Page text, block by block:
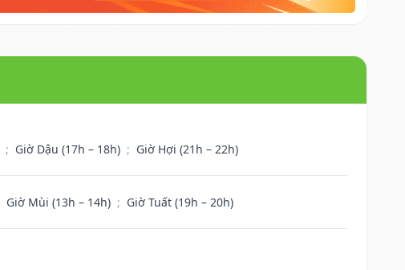
; Giờ Dậu (17h – 18h) ; Giờ Hợi (21h – 22h)
Giờ Mùi (13h – 14h) ; Giờ Tuất (19h – 20h)